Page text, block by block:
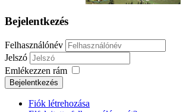
Bejelentkezés
Felhasználónév
Jelszó
Emlékezzen rám
Fiók létrehozása